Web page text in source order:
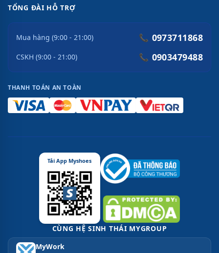
TỔNG ĐÀI HỖ TRỢ
Mua hàng (9:00 - 21:00) 📞 0973711868
CSKH (9:00 - 21:00) 📞 0903479488
THANH TOÁN AN TOÀN
CÙNG HỆ SINH THÁI MYGROUP
MyWork
Tải App Myshoes